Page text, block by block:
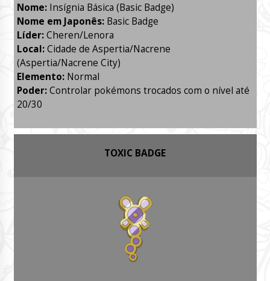
Nome:Insígnia Básica (Basic Badge)
Nome em Japonês:Basic Badge
Líder:Cheren/Lenora
Local:Cidade de Aspertia/Nacrene
(Aspertia/Nacrene City)
Elemento:Normal
Poder:Controlar pokémons trocados com o nível até
20/30
TOXIC BADGE